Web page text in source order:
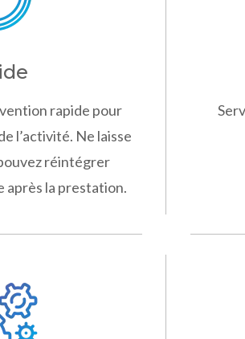
rapide pour
l’activité. Ne laisse
réintégrer
après la prestation.